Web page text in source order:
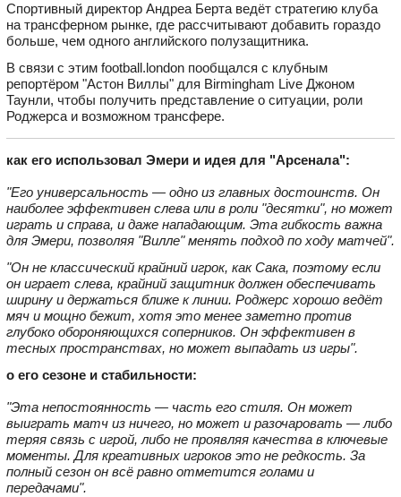
Спортивный директор Андреа Берта ведёт стратегию клуба
на трансферном рынке, где рассчитывают добавить гораздо
больше, чем одного английского полузащитника.
В связи с этим football.london пообщался с клубным
репортёром "Астон Виллы" для Birmingham Live Джоном
Таунли, чтобы получить представление о ситуации, роли
Роджерса и возможном трансфере.
как его использовал Эмери и идея для "Арсенала":
"Его универсальность — одно из главных достоинств. Он
наиболее эффективен слева или в роли "десятки", но может
играть и справа, и даже нападающим. Эта гибкость важна
для Эмери, позволяя "Вилле" менять подход по ходу матчей".
"Он не классический крайний игрок, как Сака, поэтому если
он играет слева, крайний защитник должен обеспечивать
ширину и держаться ближе к линии. Роджерс хорошо ведёт
мяч и мощно бежит, хотя это менее заметно против
глубоко обороняющихся соперников. Он эффективен в
тесных пространствах, но может выпадать из игры".
о его сезоне и стабильности:
"Эта непостоянность — часть его стиля. Он может
выиграть матч из ничего, но может и разочаровать — либо
теряя связь с игрой, либо не проявляя качества в ключевые
моменты. Для креативных игроков это не редкость. За
полный сезон он всё равно отметится голами и
передачами".